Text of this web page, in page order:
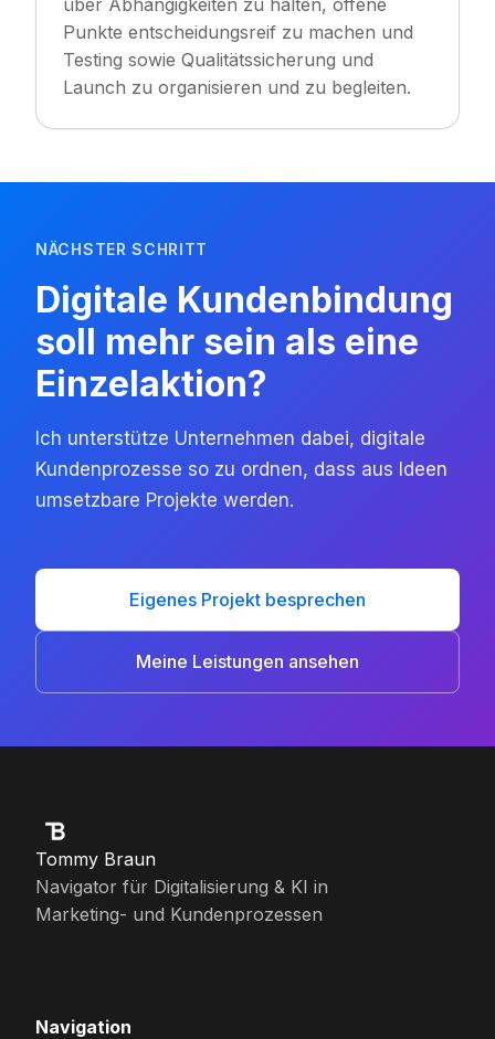
über Abhängigkeiten zu halten, offene
Punkte entscheidungsreif zu machen und
Testing sowie Qualitätssicherung und
Launch zu organisieren und zu begleiten.
NÄCHSTER SCHRITT
Digitale Kundenbindung
soll mehr sein als eine
Einzelaktion?
Ich unterstütze Unternehmen dabei, digitale
Kundenprozesse so zu ordnen, dass aus Ideen
umsetzbare Projekte werden.
Eigenes Projekt besprechen
Meine Leistungen ansehen
Tommy Braun
Navigator für Digitalisierung & KI in
Marketing- und Kundenprozessen
Navigation